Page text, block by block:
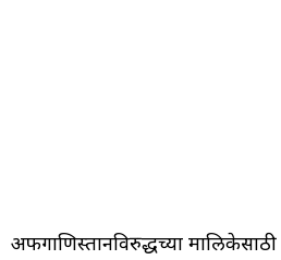
अफगाणिस्तानविरुद्धच्या मालिकेसाठी